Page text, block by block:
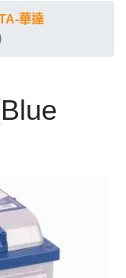
華達